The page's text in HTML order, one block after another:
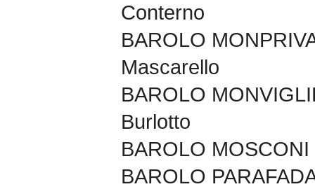
Conterno
BAROLO
Mascarello
BAROLO
Burlotto
BAROLO
BAROLO